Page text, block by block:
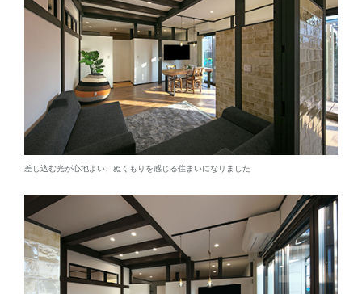
差し込む光が心地よい、ぬくもりを感じる住まいになりました